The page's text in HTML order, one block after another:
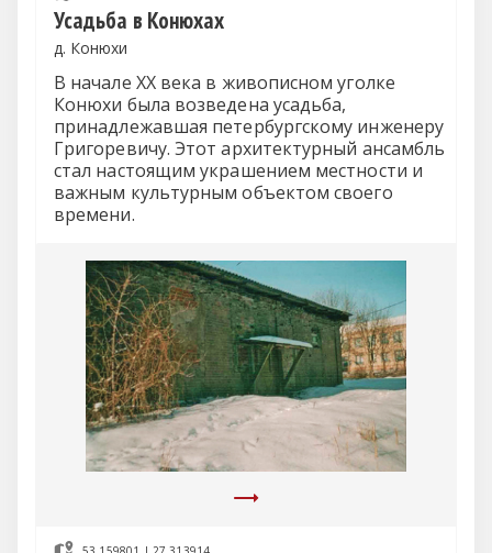
Усадьба в Конюхах
д. Конюхи
В начале ХХ века в живописном уголке
Конюхи была возведена усадьба,
принадлежавшая петербургскому инженеру
Григоревичу. Этот архитектурный ансамбль
стал настоящим украшением местности и
важным культурным объектом своего
времени.